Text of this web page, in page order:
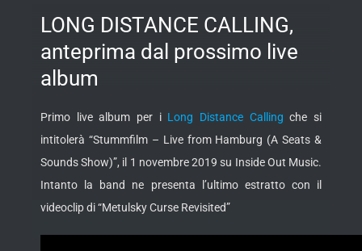
LONG DISTANCE CALLING,
anteprima dal prossimo live
album
Primo live album per i Long Distance Calling che si
intitolerà “Stummfilm – Live from Hamburg (A Seats &
Sounds Show)”, il 1 novembre 2019 su InsideOut Music.
Intanto la band ne presenta l’ultimo estratto con il
videoclip di “Metulsky Curse Revisited”